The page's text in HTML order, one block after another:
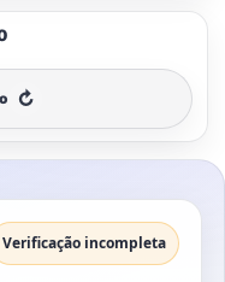
↻
Verificação incompleta